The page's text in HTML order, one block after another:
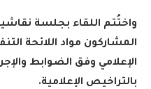
واختُتم اللقاء بجلسة
المشاركون مواد اللائحة
الإعلامي وفق الضوابط
بالتراخيص الإعلامية.